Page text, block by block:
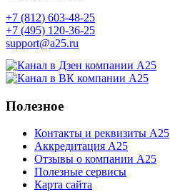
+7 (812) 603-48-25
+7 (495) 120-36-25
support@a25.ru
Полезное
Контакты и реквизиты А25
Аккредитация А25
Отзывы о компании А25
Полезные сервисы
Карта сайта